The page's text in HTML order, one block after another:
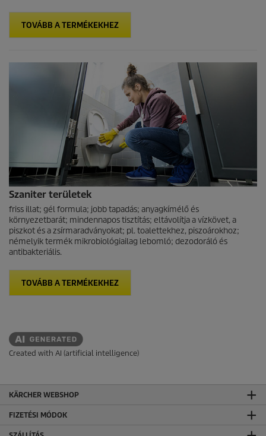
TOVÁBB A TERMÉKEKHEZ
Szaniter területek
friss illat; gél formula; jobb tapadás; anyagkímélő és
környezetbarát; mindennapos tisztítás; eltávolítja a vízkövet, a
piszkot és a zsírmaradványokat; pl. toalettekhez, piszoárokhoz;
némelyik termék mikrobiológiailag lebomló; dezodoráló és
antibakteriális.
TOVÁBB A TERMÉKEKHEZ
Created with AI (artificial intelligence)
KÄRCHER WEBSHOP
FIZETÉSI MÓDOK